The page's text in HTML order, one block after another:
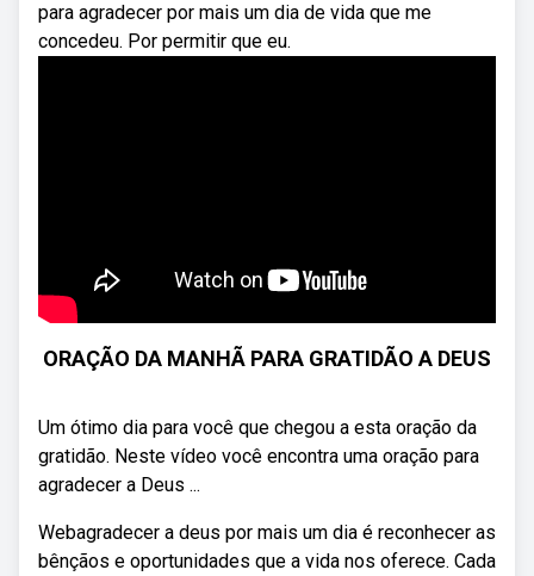
para agradecer por mais um dia de vida que me
concedeu. Por permitir que eu.
ORAÇÃO DA MANHÃ PARA GRATIDÃO A DEUS
Um ótimo dia para você que chegou a esta oração da
gratidão. Neste vídeo você encontra uma oração para
agradecer a Deus ...
Webagradecer a deus por mais um dia é reconhecer as
bênçãos e oportunidades que a vida nos oferece. Cada